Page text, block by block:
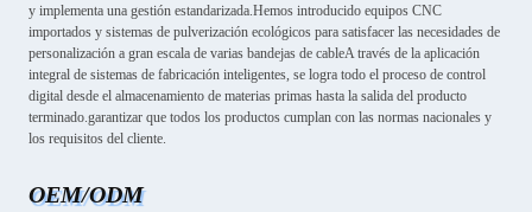
y implementa una gestión estandarizada.Hemos introducido equipos CNC
importados y sistemas de pulverización ecológicos para satisfacer las necesidades de
personalización a gran escala de varias bandejas de cableA través de la aplicación
integral de sistemas de fabricación inteligentes, se logra todo el proceso de control
digital desde el almacenamiento de materias primas hasta la salida del producto
terminado.garantizar que todos los productos cumplan con las normas nacionales y
los requisitos del cliente.
OEM/ODM